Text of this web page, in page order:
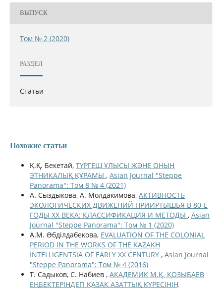
ВЫПУСК
Том № 2 (2020)
РАЗДЕЛ
Статьи
Похожие статьи
Қ.Қ. Бекетай, ТҮРГЕШ ҰЛЫСЫ ЖӘНЕ ОНЫҢ
ЭТНИКАЛЫҚ ҚҰРАМЫ , Asian Journal "Steppe
Panorama": Том 8 № 4 (2021)
А. Сыздыкова, А. Молдакимова, АКТИВНОСТЬ
ЭКОЛОГИЧЕСКИХ ДВИЖЕНИЙ ПРИИРТЫШЬЯ В 80-Е
ГОДЫ ХХ ВЕКА: КЛАССИФИКАЦИЯ И МЕТОДЫ , Asian
Journal "Steppe Panorama": Том № 1 (2020)
А.М. Əбділдабекова, EVALUATION OF THE COLONIAL
PERIOD IN THE WORKS OF THE KAZAKH
INTELLIGENTSIA OF EARLY ХХ CENTURY , Asian Journal
"Steppe Panorama": Том № 4 (2016)
Т. Садыков, С. Набиев , АКАДЕМИК М.Қ. ҚОЗЫБАЕВ
ЕҢБЕКТЕРІНДЕГІ ҚАЗАҚ АЗАТТЫҚ КҮРЕСІНІҢ